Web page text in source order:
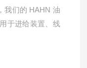
我们的 HAHN 油
于进给装置、线